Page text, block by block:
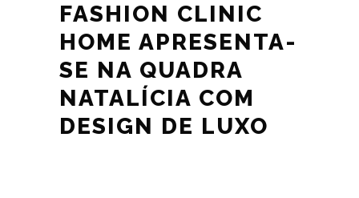
FASHION CLINIC
HOME APRESENTA-
SE NA QUADRA
NATALÍCIA COM
DESIGN DE LUXO